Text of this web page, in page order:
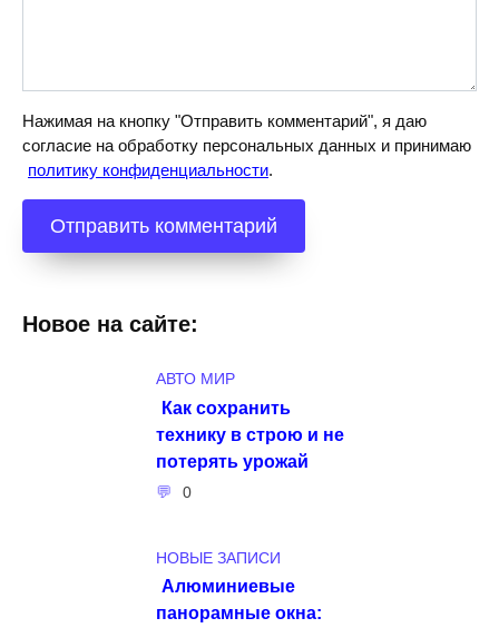
Нажимая на кнопку "Отправить комментарий", я даю
согласие на обработку персональных данных и принимаю
политику конфиденциальности.
Новое на сайте:
АВТО МИР
Как сохранить
технику в строю и не
потерять урожай
0
НОВЫЕ ЗАПИСИ
Алюминиевые
панорамные окна: